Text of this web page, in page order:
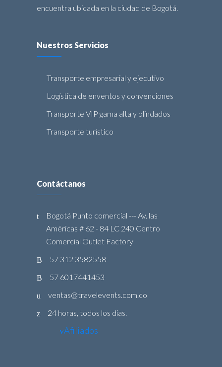
encuentra ubicada en la ciudad de Bogotá.
Nuestros Servicios
Transporte empresarial y ejecutivo
Logística de enventos y convenciones
Transporte VIP gama alta y blindados
Transporte turístico
Contáctanos
Bogotá Punto comercial --- Av. las
Américas # 62 - 84 LC 240 Centro
Comercial Outlet Factory
57 312 3582558
57 6017441453
ventas@travelevents.com.co
24 horas, todos los días.
Afiliados